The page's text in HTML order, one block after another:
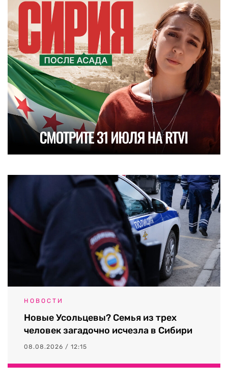
НОВОСТИ
Новые Усольцевы? Семья из трех
человек загадочно исчезла в Сибири
08.08.2026 / 12:15